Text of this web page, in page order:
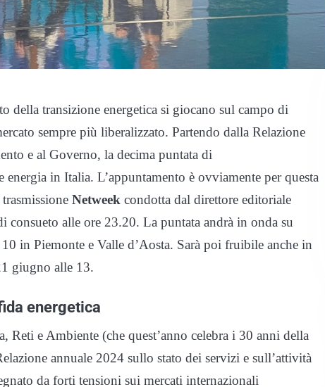
della transizione energetica si giocano sul campo di
sempre più liberalizzato. Partendo dalla Relazione
e al Governo, la decima puntata di
energia in Italia. L’appuntamento è ovviamente per questa
Netweek condotta dal direttore editoriale
consueto alle ore 23.20. La puntata andrà in onda su
in Piemonte e Valle d’Aosta. Sarà poi fruibile anche in
giugno alle 13.
energetica
e Ambiente (che quest’anno celebra i 30 anni della
annuale 2024 sullo stato dei servizi e sull’attività
da forti tensioni sui mercati internazionali